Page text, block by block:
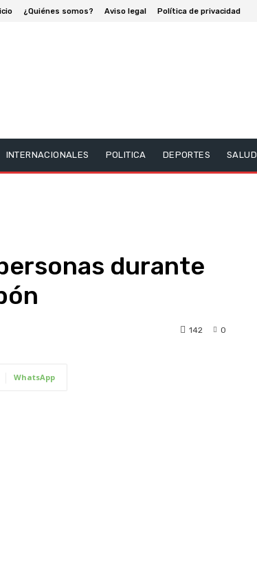
¿Quiénes somos? Aviso legal Política de privacidad
INTERNACIONALES POLITICA DEPORTES SALUD
durante
0
142
WhatsApp